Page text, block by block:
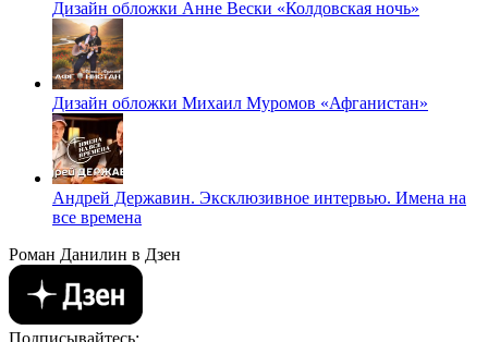
Дизайн обложки Анне Вески «Колдовская ночь»
Дизайн обложки Михаил Муромов «Афганистан»
Андрей Державин. Эксклюзивное интервью. Имена на
все времена
Роман Данилин в Дзен
Подписывайтесь: